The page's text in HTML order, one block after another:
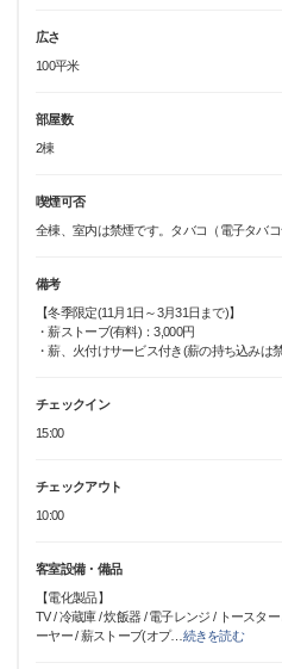
広さ
100平米
部屋数
2棟
喫煙可否
全棟、室内は禁煙です。タバコ（電子タバコ
備考
【冬季限定(11月1日～3月31日まで)】
・薪ストーブ(有料)：3,000円
・薪、火付けサービス付き(薪の持ち込みは
チェックイン
15:00
チェックアウト
10:00
客室設備・備品
【電化製品】
TV / 冷蔵庫 / 炊飯器 / 電子レンジ / トースタ
ーヤー / 薪ストーブ(オプ… 続きを読む